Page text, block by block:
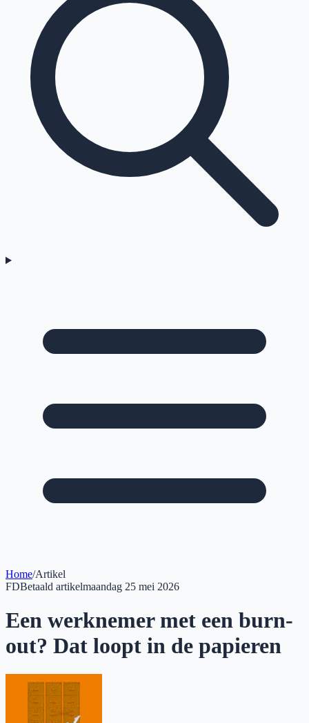
Home/Artikel
FDBetaald artikelmaandag 25 mei 2026
Een werknemer met een burn-
out? Dat loopt in de papieren